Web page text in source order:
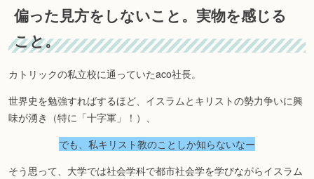
偏った見方をしないこと。実物を感じる
こと。
カトリックの私立校に通っていたaco社長。
世界史を勉強すればするほど、イスラムとキリストの勢力争いに興
味が湧き（特に「十字軍」！）、
でも、私キリスト教のことしか知らないなー
そう思って、大学では社会学科で都市社会学を学びながらイスラム